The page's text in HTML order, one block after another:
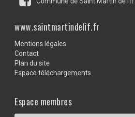
www.saintmartindelif.fr
Mentions légales
Contact
Plan du site
Espace téléchargements
Espace membres